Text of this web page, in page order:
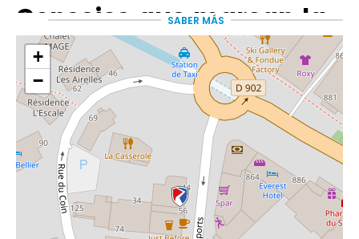
Consejos que marcan la
diferencia
Elegir el equipo adecuado no se trata solo de seleccionar
el tamaño de los esquís. El equipo
de Freeridete
asesorará según tu estilo de esquí, nivel de habilidad y las
condiciones actuales de la nieve. Es una manera sencilla
y eficaz de aprovechar al máximo tu estancia, tanto si
prefieres esquiar en pistas preparadas como si te
aventuras a buscar nieve polvo.
SABER MÁS
+
−